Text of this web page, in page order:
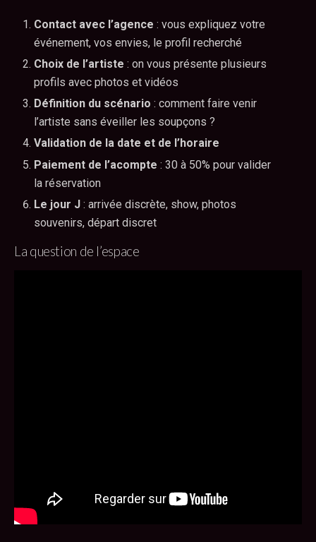
Contact avec l’agence : vous expliquez votre
événement, vos envies, le profil recherché
Choix de l’artiste : on vous présente plusieurs
profils avec photos et vidéos
Définition du scénario : comment faire venir
l’artiste sans éveiller les soupçons ?
Validation de la date et de l’horaire
Paiement de l’acompte : 30 à 50% pour valider
la réservation
Le jour J : arrivée discrète, show, photos
souvenirs, départ discret
La question de l’espace